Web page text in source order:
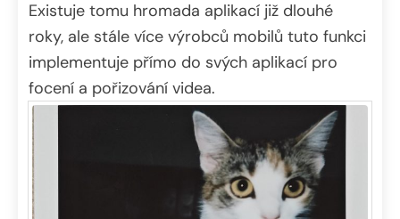
Existuje tomu hromada aplikací již dlouhé
roky, ale stále více výrobců mobilů tuto funkci
implementuje přímo do svých aplikací pro
focení a pořizování videa.